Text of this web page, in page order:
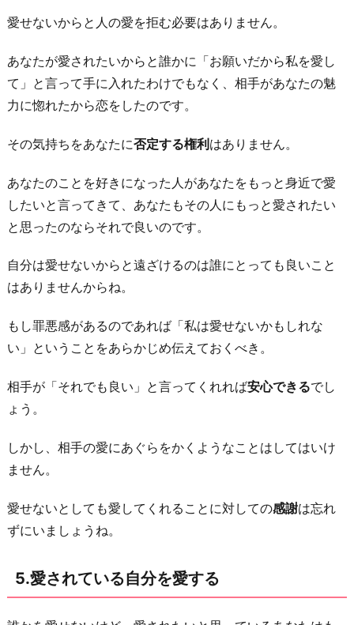
愛せないからと人の愛を拒む必要はありません。
あなたが愛されたいからと誰かに「お願いだから私を愛し
て」と言って手に入れたわけでもなく、相手があなたの魅
力に惚れたから恋をしたのです。
その気持ちをあなたに否定する権利はありません。
あなたのことを好きになった人があなたをもっと身近で愛
したいと言ってきて、あなたもその人にもっと愛されたい
と思ったのならそれで良いのです。
自分は愛せないからと遠ざけるのは誰にとっても良いこと
はありませんからね。
もし罪悪感があるのであれば「私は愛せないかもしれな
い」ということをあらかじめ伝えておくべき。
相手が「それでも良い」と言ってくれれば安心できるでし
ょう。
しかし、相手の愛にあぐらをかくようなことはしてはいけ
ません。
愛せないとしても愛してくれることに対しての感謝は忘れ
ずにいましょうね。
5.愛されている自分を愛する